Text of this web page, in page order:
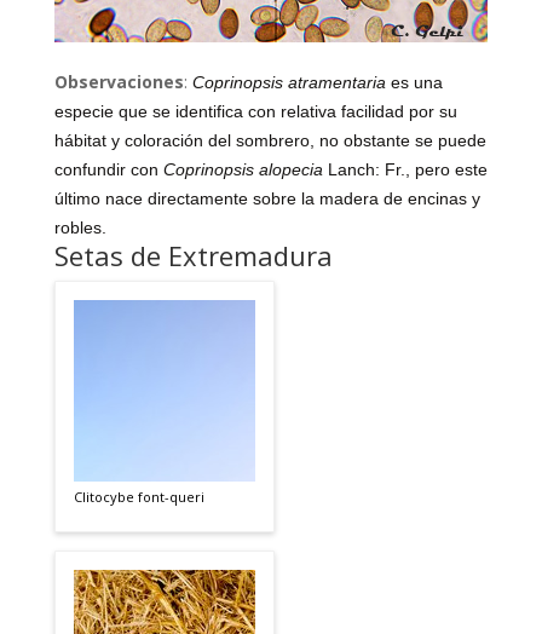
Observaciones: Coprinopsis atramentariaes una
especie que se identifica con relativa facilidad por su
hábitat y coloración del sombrero, no obstante se puede
confundir con Coprinopsis alopeciaLanch: Fr., pero este
último nace directamente sobre la madera de encinas y
robles.
Setas de Extremadura
Clitocybe font-queri